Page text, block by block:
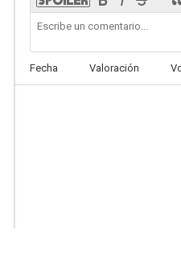
Fecha Valoración